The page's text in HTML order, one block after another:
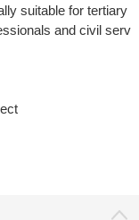
suitable for tertiary
and civil serv